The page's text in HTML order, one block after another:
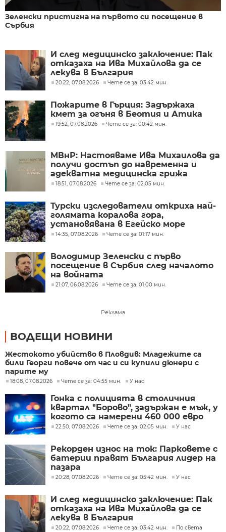
Зеленски пристигна на първото си посещение в
Сърбия
И след медицинско заключение: Пак
отказаха на Ива Михайлова да се
лекува в България
20:22, 07.08.2026 Чете се за: 03:42 мин.
Пожарите в Гърция: Задържаха
кмет за огъня в Беотия и Атика
19:52, 07.08.2026 Чете се за: 00:42 мин.
МВнР: Настояваме Ива Михаилова да
получи достъп до навременна и
адекватна медицинска грижа
18:51, 07.08.2026 Чете се за: 02:05 мин.
Турски изследователи откриха най-
голямата коралова гора,
установявана в Егейско море
14:35, 07.08.2026 Чете се за: 01:17 мин.
Володимир Зеленски с първо
посещение в Сърбия след началото
на войната
21:07, 06.08.2026 Чете се за: 01:00 мин.
Реклама
ВОДЕЩИ НОВИНИ
Жестокото убийство в Пловдив: Младежите са
били Георги повече от час и си купили дюнери с
парите му
18:08, 07.08.2026 Чете се за: 04:55 мин. У нас
Гонка с полицията в столичния
квартал "Борово", задържан е мъж, у
когото са намерени 460 000 евро
22:50, 07.08.2026 Чете се за: 02:05 мин. У нас
Рекорден износ на ток: Парковете с
батерии правят България лидер на
пазара
20:28, 07.08.2026 Чете се за: 05:42 мин. У нас
И след медицинско заключение: Пак
отказаха на Ива Михайлова да се
лекува в България
20:22, 07.08.2026 Чете се за: 03:42 мин. По света